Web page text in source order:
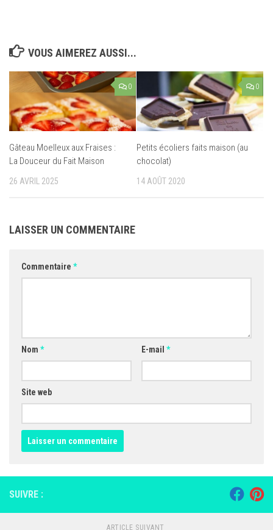
VOUS AIMEREZ AUSSI...
0
Gâteau Moelleux aux Fraises :
La Douceur du Fait Maison
26 AVRIL 2025
0
Petits écoliers faits maison (au
chocolat)
14 AOÛT 2020
LAISSER UN COMMENTAIRE
Commentaire *
Nom * E-mail *
Site web
SUIVRE :
ARTICLE SUIVANT